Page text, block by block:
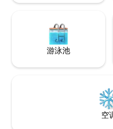
游泳池
空